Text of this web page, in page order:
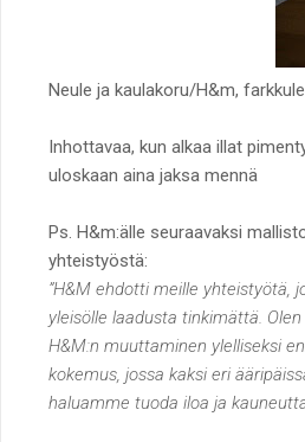
Neule ja kaulakoru/H&m,
Inhottavaa, kun alkaa illat
uloskaan aina jaksa mennä
Ps. H&m:älle seuraavaksi
yhteistyöstä:
”H&M ehdotti meille yhteistyötä,
yleisölle laadusta tinkimättä.
H&M:n muuttaminen ylelliseksi
kokemus, jossa kaksi eri
haluamme tuoda iloa ja